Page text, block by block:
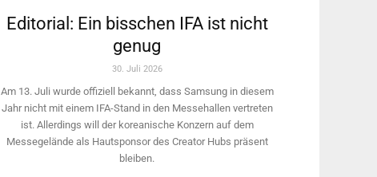
Editorial: Ein bisschen IFA ist nicht
genug
30. Juli 2026
Am 13. Juli wurde offiziell bekannt, dass Samsung in diesem
Jahr nicht mit einem IFA-Stand in den Messehallen vertreten
ist. Allerdings will ­der koreanische Konzern auf dem
Messegelände als Hautsponsor des Creator Hubs präsent
bleiben.